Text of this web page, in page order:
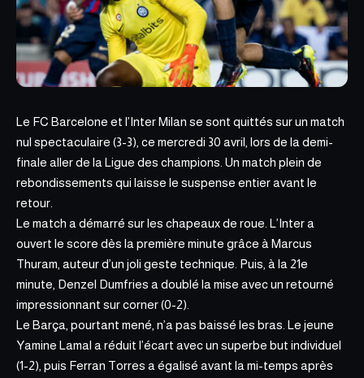
Le FC Barcelone et l’Inter Milan se sont quittés sur un match
nul spectaculaire (3-3), ce mercredi 30 avril, lors de la demi-
finale aller de la Ligue des champions. Un match plein de
rebondissements qui laisse le suspense entier avant le
retour.
Le match a démarré sur les chapeaux de roue. L’Inter a
ouvert le score dès la première minute grâce à Marcus
Thuram, auteur d’un joli geste technique. Puis, à la 21e
minute, Denzel Dumfries a doublé la mise avec un retourné
impressionnant sur corner (0-2).
Le Barça, pourtant mené, n’a pas baissé les bras. Le jeune
Yamine Lamal a réduit l’écart avec un superbe but individuel
(1-2), puis Ferran Torres a égalisé avant la mi-temps après